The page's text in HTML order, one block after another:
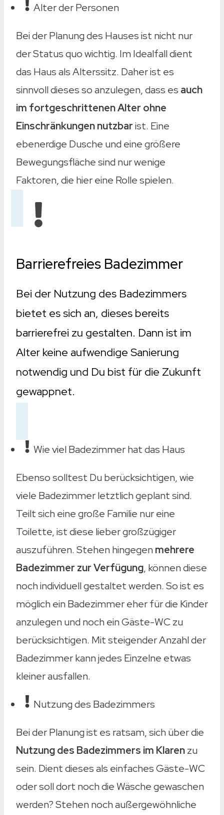
Alter der Personen
Bei der Planung des Hauses ist nicht nur
der Status quo wichtig. Im Idealfall dient
das Haus als Alterssitz. Daher ist es
sinnvoll dieses so anzulegen, dass es auch
im fortgeschrittenen Alter ohne
Einschränkungen nutzbarist. Eine
ebenerdige Dusche und eine größere
Bewegungsfläche sind nur wenige
Faktoren, die hier eine Rolle spielen.
Barrierefreies Badezimmer
Bei der Nutzung des Badezimmers
bietet es sich an, dieses bereits
barrierefrei zu gestalten. Dann ist im
Alter keine aufwendige Sanierung
notwendig und Du bist für die Zukunft
gewappnet.
Wie viel Badezimmer hat das Haus
Ebenso solltest Du berücksichtigen, wie
viele Badezimmer letztlich geplant sind.
Teilt sich eine große Familie nur eine
Toilette, ist diese lieber großzügiger
auszuführen. Stehen hingegenmehrere
Badezimmer zur Verfügung, können diese
noch individuell gestaltet werden. So ist es
möglich ein Badezimmer eher für die Kinder
anzulegen und noch ein Gäste-WC zu
berücksichtigen. Mit steigender Anzahl der
Badezimmer kann jedes Einzelne etwas
kleiner ausfallen.
Nutzung des Badezimmers
Bei der Planung ist es ratsam, sich über die
Nutzung des Badezimmers im Klarenzu
sein. Dient dieses als einfaches Gäste-WC
oder soll dort noch die Wäsche gewaschen
werden? Stehen noch außergewöhnliche